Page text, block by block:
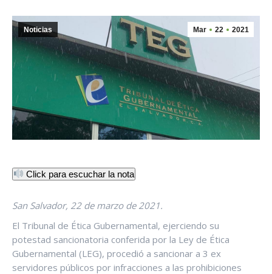
Mar 22 2021
Noticias
Click para escuchar la nota
San Salvador, 22 de marzo de 2021.
El Tribunal de Ética Gubernamental, ejerciendo su
potestad sancionatoria conferida por la Ley de Ética
Gubernamental (LEG), procedió a sancionar a 3 ex
servidores públicos por infracciones a las prohibiciones